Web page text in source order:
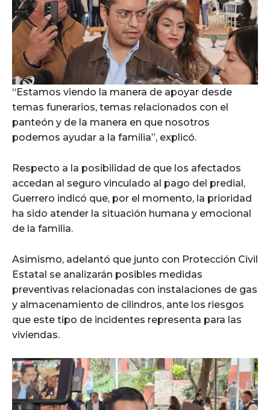
“Estamos viendo la manera de apoyar desde
temas funerarios, temas relacionados con el
panteón y de la manera en que nosotros
podemos ayudar a la familia”, explicó.
Respecto a la posibilidad de que los afectados
accedan al seguro vinculado al pago del predial,
Guerrero indicó que, por el momento, la prioridad
ha sido atender la situación humana y emocional
de la familia.
Asimismo, adelantó que junto con Protección Civil
Estatal se analizarán posibles medidas
preventivas relacionadas con instalaciones de gas
y almacenamiento de cilindros, ante los riesgos
que este tipo de incidentes representa para las
viviendas.